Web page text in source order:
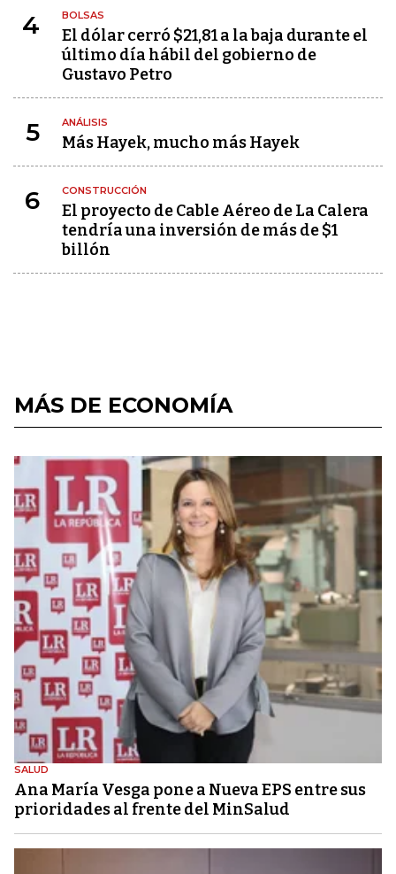
4 BOLSAS
El dólar cerró $21,81 a la baja durante el
último día hábil del gobierno de
Gustavo Petro
5 ANÁLISIS
Más Hayek, mucho más Hayek
6 CONSTRUCCIÓN
El proyecto de Cable Aéreo de La Calera
tendría una inversión de más de $1
billón
MÁS DE ECONOMÍA
SALUD
Ana María Vesga pone a Nueva EPS entre sus
prioridades al frente del MinSalud